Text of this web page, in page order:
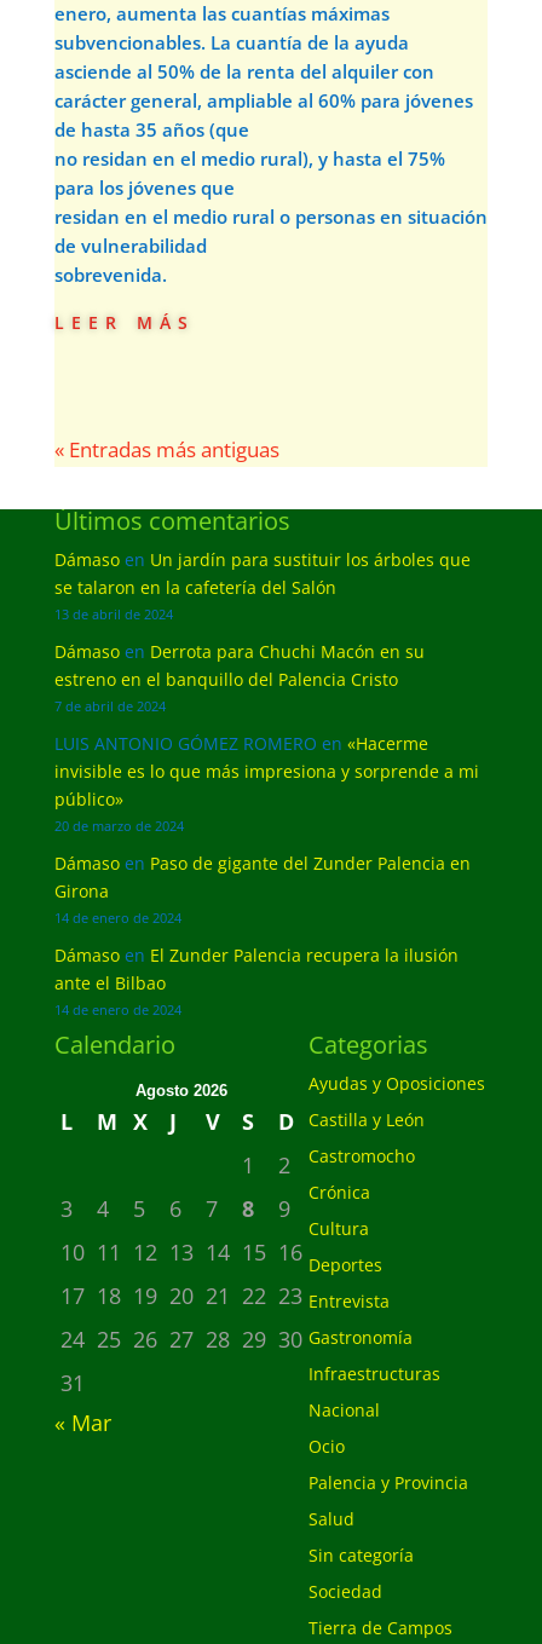
enero, aumenta las cuantías máximas
subvencionables. La cuantía de la ayuda
asciende al 50% de la renta del alquiler con
carácter general, ampliable al 60% para jóvenes
de hasta 35 años (que
no residan en el medio rural), y hasta el 75%
para los jóvenes que
residan en el medio rural o personas en situación
de vulnerabilidad
sobrevenida.
leer más
« Entradas más antiguas
Últimos comentarios
Dámasoen Un jardín para sustituir los árboles que
se talaron en la cafetería del Salón
13 de abril de 2024
Dámasoen Derrota para Chuchi Macón en su
estreno en el banquillo del Palencia Cristo
7 de abril de 2024
LUIS ANTONIO GÓMEZ ROMERO en «Hacerme
invisible es lo que más impresiona y sorprende a mi
público»
20 de marzo de 2024
Dámasoen Paso de gigante del Zunder Palencia en
Girona
14 de enero de 2024
Dámasoen El Zunder Palencia recupera la ilusión
ante el Bilbao
14 de enero de 2024
Calendario
Agosto 2026
L M X J V S
D
1
2
3
4 5 6 7 8
9
10 11 12 13 14 15 16
17 18 19 20 21 22 23
24 25 26 27 28 29 30
31
« Mar
Categorias
Ayudas y Oposiciones
Castilla y León
Castromocho
Crónica
Cultura
Deportes
Entrevista
Gastronomía
Infraestructuras
Nacional
Ocio
Palencia y Provincia
Salud
Sin categoría
Sociedad
Tierra de Campos